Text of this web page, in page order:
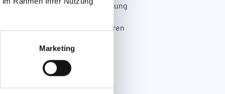
Marketing
Art der Speisenzubereitung
und das Fleisch wird
Hotels in Serfaus hat es mit ihren